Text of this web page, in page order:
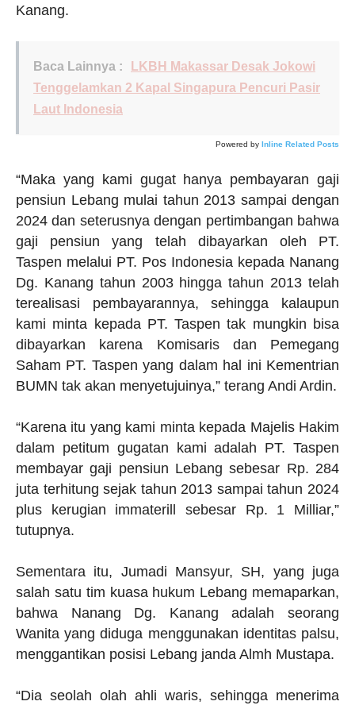
Kanang.
Baca Lainnya :
LKBH Makassar Desak Jokowi
Tenggelamkan 2 Kapal Singapura Pencuri Pasir
Laut Indonesia
Powered by Inline Related Posts
“Maka yang kami gugat hanya pembayaran gaji
pensiun Lebang mulai tahun 2013 sampai dengan
2024 dan seterusnya dengan pertimbangan bahwa
gaji pensiun yang telah dibayarkan oleh PT.
Taspen melalui PT. Pos Indonesia kepada Nanang
Dg. Kanang tahun 2003 hingga tahun 2013 telah
terealisasi pembayarannya, sehingga kalaupun
kami minta kepada PT. Taspen tak mungkin bisa
dibayarkan karena Komisaris dan Pemegang
Saham PT. Taspen yang dalam hal ini Kementrian
BUMN tak akan menyetujuinya,” terang Andi Ardin.
“Karena itu yang kami minta kepada Majelis Hakim
dalam petitum gugatan kami adalah PT. Taspen
membayar gaji pensiun Lebang sebesar Rp. 284
juta terhitung sejak tahun 2013 sampai tahun 2024
plus kerugian immaterill sebesar Rp. 1 Milliar,”
tutupnya.
Sementara itu, Jumadi Mansyur, SH, yang juga
salah satu tim kuasa hukum Lebang memaparkan,
bahwa Nanang Dg. Kanang adalah seorang
Wanita yang diduga menggunakan identitas palsu,
menggantikan posisi Lebang janda Almh Mustapa.
“Dia seolah olah ahli waris, sehingga menerima